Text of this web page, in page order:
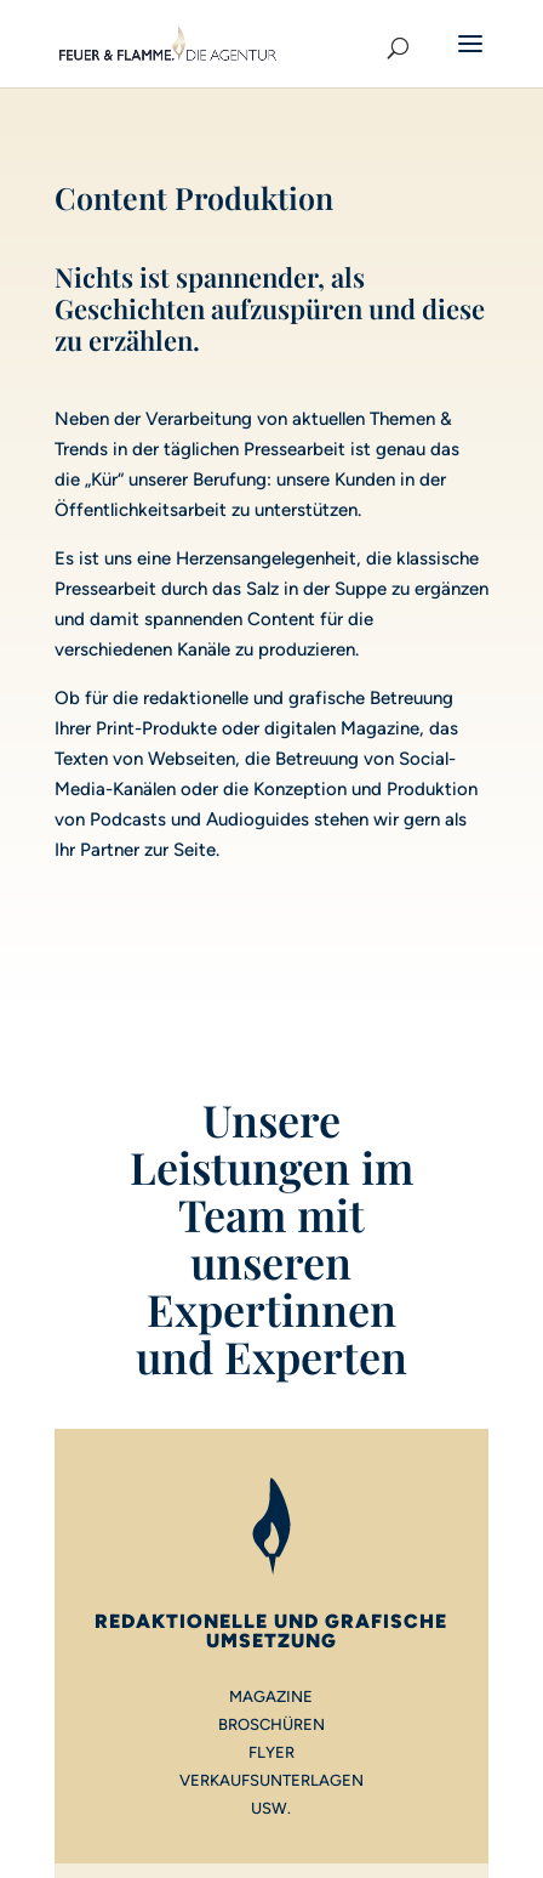
Content Produktion
Nichts ist spannender, als
Geschichten aufzuspüren und diese
zu erzählen.
Neben der Verarbeitung von aktuellen Themen &
Trends in der täglichen Pressearbeit ist genau das
die „Kür“ unserer Berufung: unsere Kunden in der
Öffentlichkeitsarbeit zu unterstützen.
Es ist uns eine Herzensangelegenheit, die klassische
Pressearbeit durch das Salz in der Suppe zu ergänzen
und damit spannenden Content für die
verschiedenen Kanäle zu produzieren.
Ob für die redaktionelle und grafische Betreuung
Ihrer Print-Produkte oder digitalen Magazine, das
Texten von Webseiten, die Betreuung von Social-
Media-Kanälen oder die Konzeption und Produktion
von Podcasts und Audioguides stehen wir gern als
Ihr Partner zur Seite.
Unsere
Leistungen im
Team mit
unseren
Expertinnen
und Experten
REDAKTIONELLE UND GRAFISCHE
UMSETZUNG
MAGAZINE
BROSCHÜREN
FLYER
VERKAUFSUNTERLAGEN
USW.